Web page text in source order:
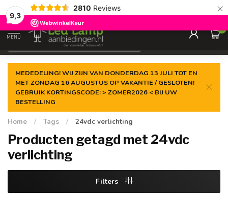
9,3
2810 Reviews ×
Gegarandeerde delaagste prijs
MENU
0
MEDEDELING! WIJ ZIJN VAN DONDERDAG 13 JULI TOT EN
MET ZONDAG 16 AUGUSTUS OP VAKANTIE / GESLOTEN!
GEBRUIK KORTINGSCODE: > ZOMER2026 < BIJ UW
BESTELLING
Home / Tags / 24vdc verlichting
Producten getagd met 24vdc
verlichting
Filters